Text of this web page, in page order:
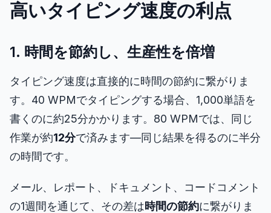
ランキング
記事
高いタイピング速度の利点
1. 時間を節約し、生産性を倍増
タイピング速度は直接的に時間の節約に繋がりま
す。40 WPMでタイピングする場合、1,000単語を
書くのに約25分かかります。80 WPMでは、同じ
作業が約12分で済みます—同じ結果を得るのに半分
の時間です。
メール、レポート、ドキュメント、コードコメント
の1週間を通じて、その差は時間の節約に繋がりま